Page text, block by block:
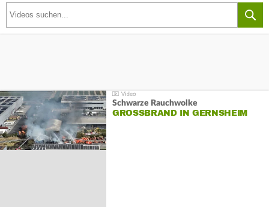
Schwarze Rauchwolke
GROSSBRAND IN GERNSHEIM